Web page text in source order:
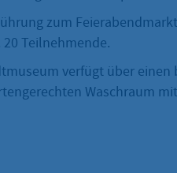
zum
20 Teilnehmende.
verfügt über
Waschraum mit